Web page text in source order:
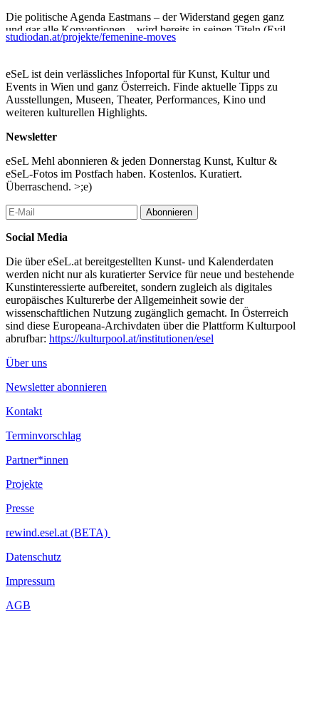
Die politische Agenda Eastmans – der Widerstand gegen ganz
und gar alle Konventionen – wird bereits in seinen Titeln (Evil
Nigger, Gay Guerrilla, etc.) sehr klar umrissen. In der Musik
höchst-individuellen Klangsprache, durch politisch aufgeladene
Zitate und der performativen Aufführungspraxis mehr als
eindeutig.
Als Ausgangspunkt der Choreographie dient die musikalische
Partitur und ihre Parameter, welche in choreografische Scores und
Tasks übersetzt werden. Auf der formalen Klarheit des Motivs
und dem darin enthaltenen Freiraum zur Improvisation
aufbauend, entwickeln die Tänzer*innen Module, die an
verschiedenen Orten, umgesetzt werden können.
Das Projekt für den öffentlichen Raum, an zentralen,
repräsentativen, historisch konnotierten Plätzen oder auch
peripheren Orten der Stadt.
Musik
Julius Eastman (1940-1990, NY)
Choreografie, Konzept
Eva Schaller
Musikalische Leitung, Konzept
Daniel Riegler
Tanz, Stückentwicklung
Lena Schattenberg, Verena Herterich, Chiara Aprea, Alberto
Cissello, Eva-Maria Schaller
Ensemble
Studio Dan
Produktion
Julia Haas, Alexander Forster, Mascha Mölkner
Uraufführung
Juli 2022
...Mehr lesen
studiodan.at/projekte/femenine-moves
eSeL ist dein verlässliches Infoportal für Kunst, Kultur und
Events in Wien und ganz Österreich. Finde aktuelle Tipps zu
Ausstellungen, Museen, Theater, Performances, Kino und
weiteren kulturellen Highlights.
Newsletter
eSeL Mehl abonnieren & jeden Donnerstag Kunst, Kultur &
eSeL-Fotos im Postfach haben. Kostenlos. Kuratiert.
Überraschend. >;e)
Abonnieren
Social Media
Die über eSeL.at bereitgestellten Kunst- und Kalenderdaten
werden nicht nur als kuratierter Service für neue und bestehende
Kunstinteressierte aufbereitet, sondern zugleich als digitales
europäisches Kulturerbe der Allgemeinheit sowie der
wissenschaftlichen Nutzung zugänglich gemacht. In Österreich
sind diese Europeana-Archivdaten über die Plattform Kulturpool
abrufbar: https://kulturpool.at/institutionen/esel
Über uns
Newsletter abonnieren
Kontakt
Terminvorschlag
Partner*innen
Projekte
Presse
rewind.esel.at (BETA)
Datenschutz
Impressum
AGB